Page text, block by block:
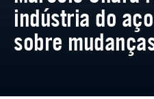
indústria do
sobre